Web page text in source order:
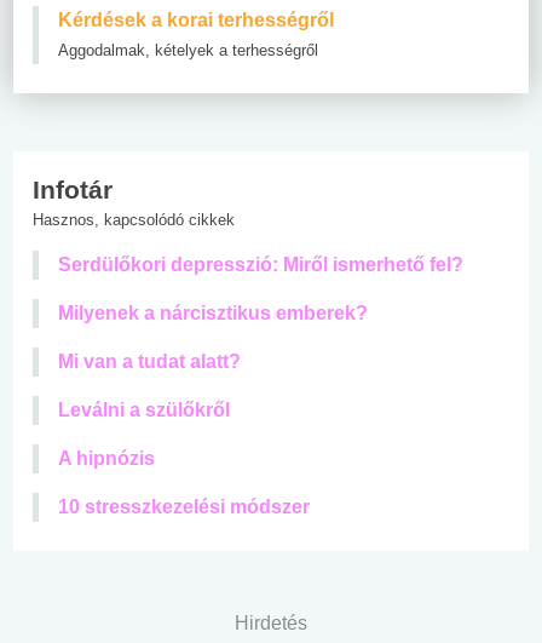
Kérdések a korai terhességről
Aggodalmak, kételyek a terhességről
Infotár
Hasznos, kapcsolódó cikkek
Serdülőkori depresszió: Miről ismerhető fel?
Milyenek a nárcisztikus emberek?
Mi van a tudat alatt?
Leválni a szülőkről
A hipnózis
10 stresszkezelési módszer
Hirdetés